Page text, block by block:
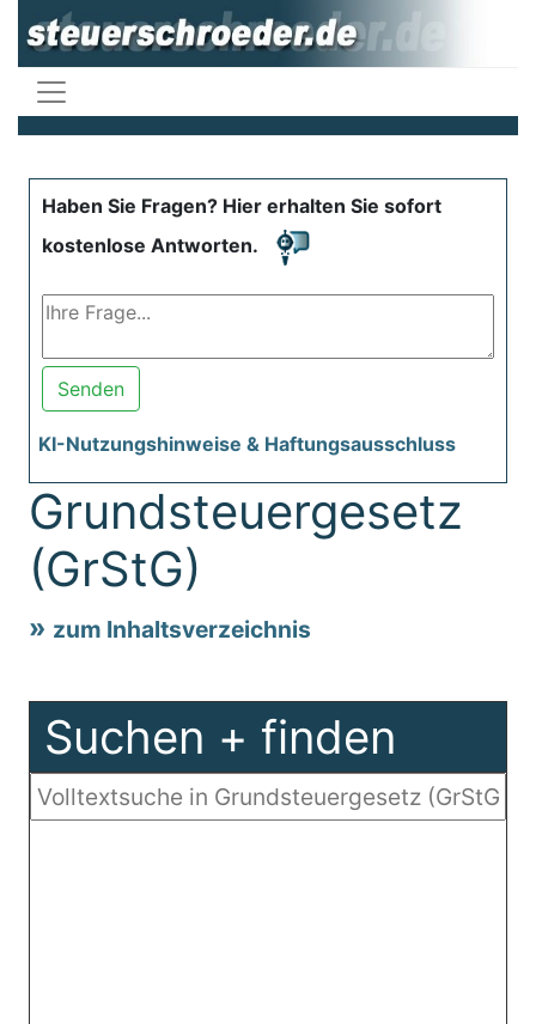
Haben Sie Fragen? Hier erhalten Sie sofort
kostenlose Antworten.
Senden
KI-Nutzungshinweise & Haftungsausschluss
Grundsteuergesetz
(GrStG)
zum Inhaltsverzeichnis
Suchen + finden